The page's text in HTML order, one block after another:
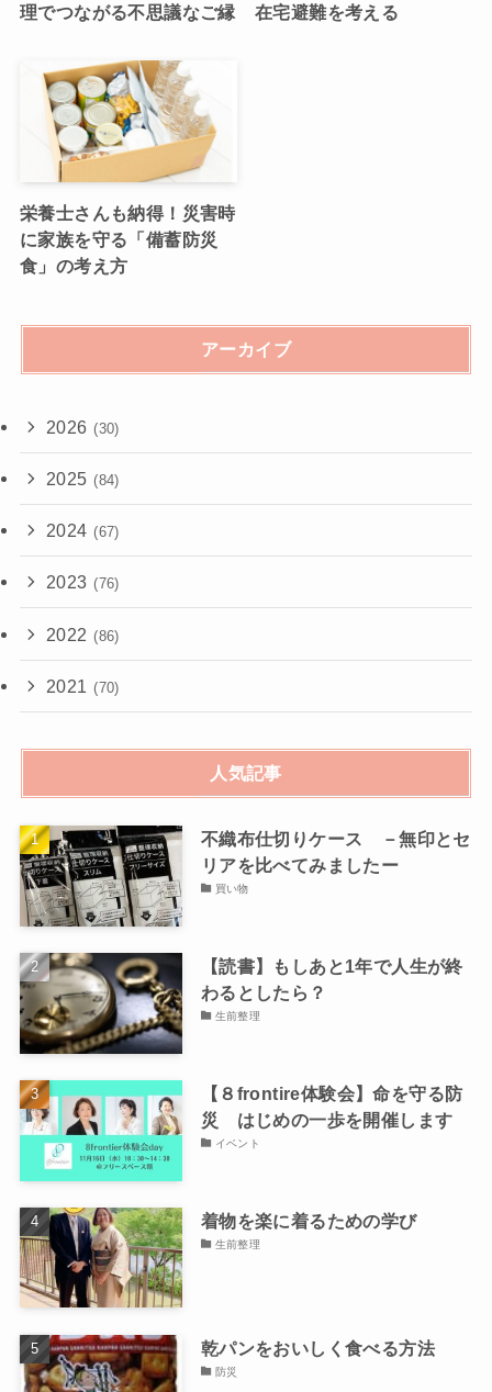
理でつながる不思議なご縁
在宅避難を考える
栄養士さんも納得！災害時
に家族を守る「備蓄防災
食」の考え方
アーカイブ
2026 (30)
2025 (84)
2024 (67)
2023 (76)
2022 (86)
2021 (70)
人気記事
不織布仕切りケース －無印とセ
リアを比べてみましたー
買い物
【読書】もしあと1年で人生が終
わるとしたら？
生前整理
【８frontire体験会】命を守る防
災 はじめの一歩を開催します
イベント
着物を楽に着るための学び
生前整理
乾パンをおいしく食べる方法
防災